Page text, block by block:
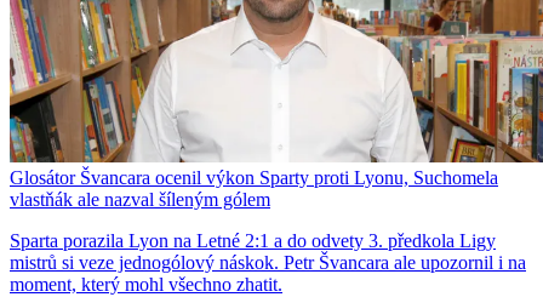
Glosátor Švancara ocenil výkon Sparty proti Lyonu, Suchomela
vlastňák ale nazval šíleným gólem
Sparta porazila Lyon na Letné 2:1 a do odvety 3. předkola Ligy
mistrů si veze jednogólový náskok. Petr Švancara ale upozornil i na
moment, který mohl všechno zhatit.